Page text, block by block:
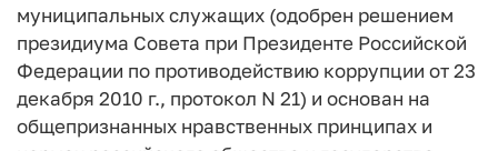
муниципальных служащих (одобрен решением
президиума Совета при Президенте Российской
Федерации по противодействию коррупции от 23
декабря 2010 г., протокол N 21) и основан на
общепризнанных нравственных принципах и